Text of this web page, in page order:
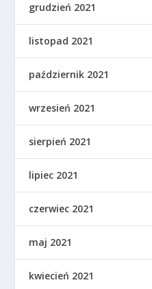
grudzień 2021
listopad 2021
październik 2021
wrzesień 2021
sierpień 2021
lipiec 2021
czerwiec 2021
maj 2021
kwiecień 2021